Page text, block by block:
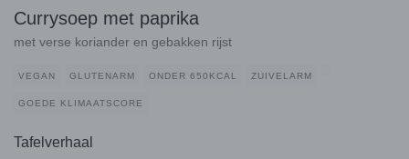
Currysoep met paprika
met verse koriander en gebakken rijst
VEGAN GLUTENARM ONDER 650KCAL ZUIVELARM
GOEDE KLIMAATSCORE
Tafelverhaal